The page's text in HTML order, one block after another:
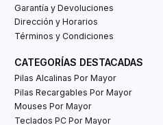
Garantía y Devoluciones
Dirección y Horarios
Términos y Condiciones
CATEGORÍAS DESTACADAS
Pilas Alcalinas Por Mayor
Pilas Recargables Por Mayor
Mouses Por Mayor
Teclados PC Por Mayor